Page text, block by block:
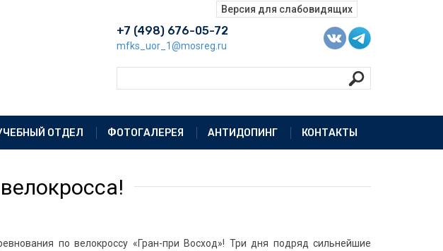
+7 (498) 676-05-72
mfks_uor_1@mosreg.ru
ОТДЕЛ ФОТОГАЛЕРЕЯ АНТИДОПИНГ КОНТАКТЫ
по велокроссу «Гран-при Восход»! Три дня подряд сильнейшие